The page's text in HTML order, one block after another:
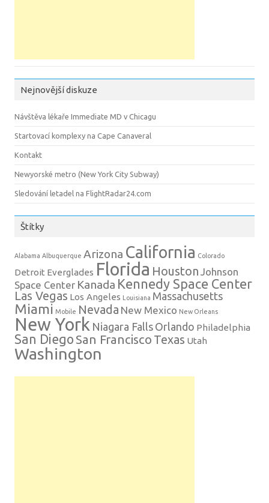
Nejnovější diskuze
Návštěva lékaře Immediate MD v Chicagu
Startovací komplexy na Cape Canaveral
Kontakt
Newyorské metro (New York City Subway)
Sledování letadel na FlightRadar24.com
Štítky
Alabama Albuquerque Arizona California Colorado
Detroit Everglades Florida Houston Johnson
Space Center Kanada Kennedy Space Center
Las Vegas Los Angeles Louisiana Massachusetts
Miami Mobile Nevada New Mexico New Orleans
New York Niagara Falls Orlando Philadelphia
San Diego San Francisco Texas Utah
Washington